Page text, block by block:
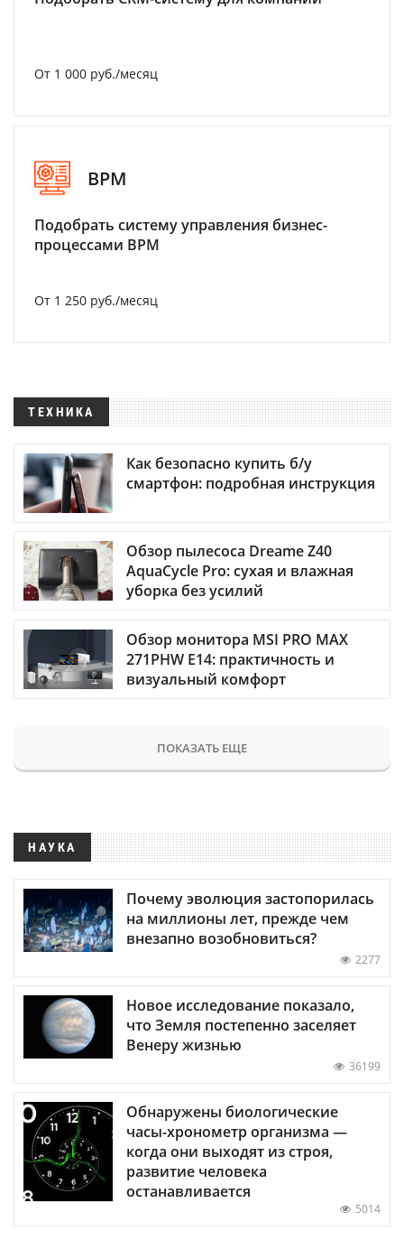
От 1 000 руб./месяц
BPM
Подобрать систему управления бизнес-
процессами BPM
От 1 250 руб./месяц
ТЕХНИКА
Как безопасно купить б/у
смартфон: подробная инструкция
Обзор пылесоса Dreame Z40
AquaCycle Pro: сухая и влажная
уборка без усилий
Обзор монитора MSI PRO MAX
271PHW E14: практичность и
визуальный комфорт
ПОКАЗАТЬ ЕЩЕ
НАУКА
Почему эволюция застопорилась
на миллионы лет, прежде чем
внезапно возобновиться?
2277
Новое исследование показало,
что Земля постепенно заселяет
Венеру жизнью
36199
Обнаружены биологические
часы-хронометр организма —
когда они выходят из строя,
развитие человека
останавливается
5014